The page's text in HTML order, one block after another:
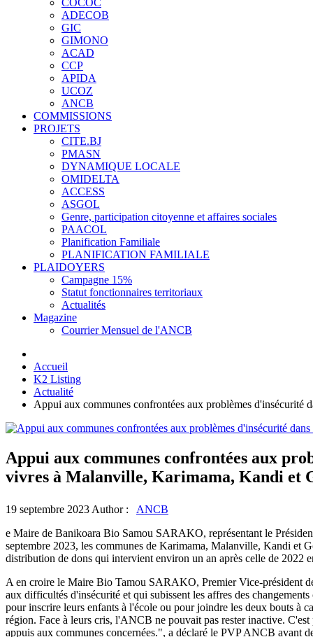
ADECOB
GIC
GIMONO
ACAD
CCP
APIDA
UCOZ
ANCB
COMMISSIONS
PROJETS
CITE.BJ
PMASN
DYNAMIQUE LOCALE
OMIDELTA
ACCESS
ASGOL
Genre, participation citoyenne et affaires sociales
PAACOL
Planification Familiale
PLANIFICATION FAMILIALE
PLAIDOYERS
Campagne 15%
Statut fonctionnaires territoriaux
Actualités
Magazine
Courrier Mensuel de l'ANCB
Accueil
K2 Listing
Actualité
Appui aux communes confrontées aux problèmes
Appui aux communes confrontées aux
vivres à Malanville, Karimama, Kandi et
19 septembre 2023 Author : ANCB
e Maire de Banikoara Bio Samou SARAKO, représentant le
septembre 2023, les communes de Karimama, Malanville, Kandi et
distribution de dons qui intervient environ un an après celle de 2022
A en croire le Maire Bio Tamou SARAKO, Premier Vice-président
aux difficultés d'insécurité et qui subissent les affres des
pour inscrire leurs enfants à l'école ou pour joindre les deux bouts à
région. Face à leurs cris, l'ANCB ne pouvait pas rester inactive.
appuis aux communes concernées.", a déclaré le PVP ANCB avant